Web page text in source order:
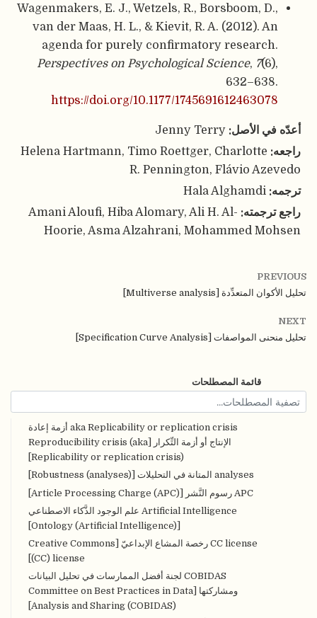
قائمة المصطلحات
aka Replicability or replication crisis أزمة إعادة
الإنتاج أو أزمة التِّكرار [Reproducibility crisis (aka
Replicability or replication crisis)]
analyses المتانة في التحليلات [Robustness (analyses)]
APC رسوم النَّشر [Article Processing Charge (APC)]
Artificial Intelligence علم الوجود الذَّكاء الاصطناعي
[Ontology (Artificial Intelligence)]
CC license رخصة المشاع الإبداعيّ [Creative Commons
(CC) license]
COBIDAS لجنة أفضل الممارسات في تحليل البيانات
ومشاركتها [Committee on Best Practices in Data
Analysis and Sharing (COBIDAS)]
Wagenmakers, E. J., Wetzels, R., Borsboom, D.,
van der Maas, H. L., & Kievit, R. A. (2012). An
agenda for purely confirmatory research.
Perspectives on Psychological Science, 7(6),
632–638.
https://doi.org/10.1177/1745691612463078
أعدّه في الأصل:Jenny Terry
راجعه: Helena Hartmann, Timo Roettger, Charlotte
R. Pennington, Flávio Azevedo
ترجمه:Hala Alghamdi
راجع ترجمته: Amani Aloufi, Hiba Alomary, Ali H. Al-
Hoorie, Asma Alzahrani, Mohammed Mohsen
PREVIOUS
تحليل الأكوان المتعدِّدة [Multiverse analysis]
NEXT
تحليل منحنى المواصفات [Specification Curve Analysis]